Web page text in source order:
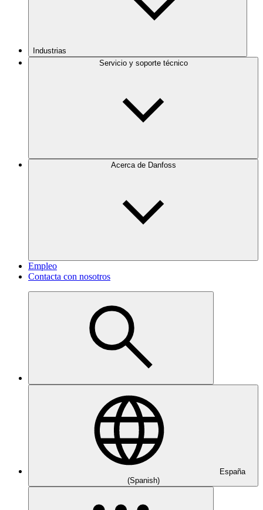
Industrias
Servicio y soporte técnico
Acerca de Danfoss
Empleo
Contacta con nosotros
España
(Spanish)